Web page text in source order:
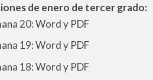
de enero de tercer grado:
20: Word y PDF
19: Word y PDF
18: Word y PDF